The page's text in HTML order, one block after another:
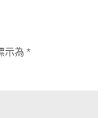
示為 *